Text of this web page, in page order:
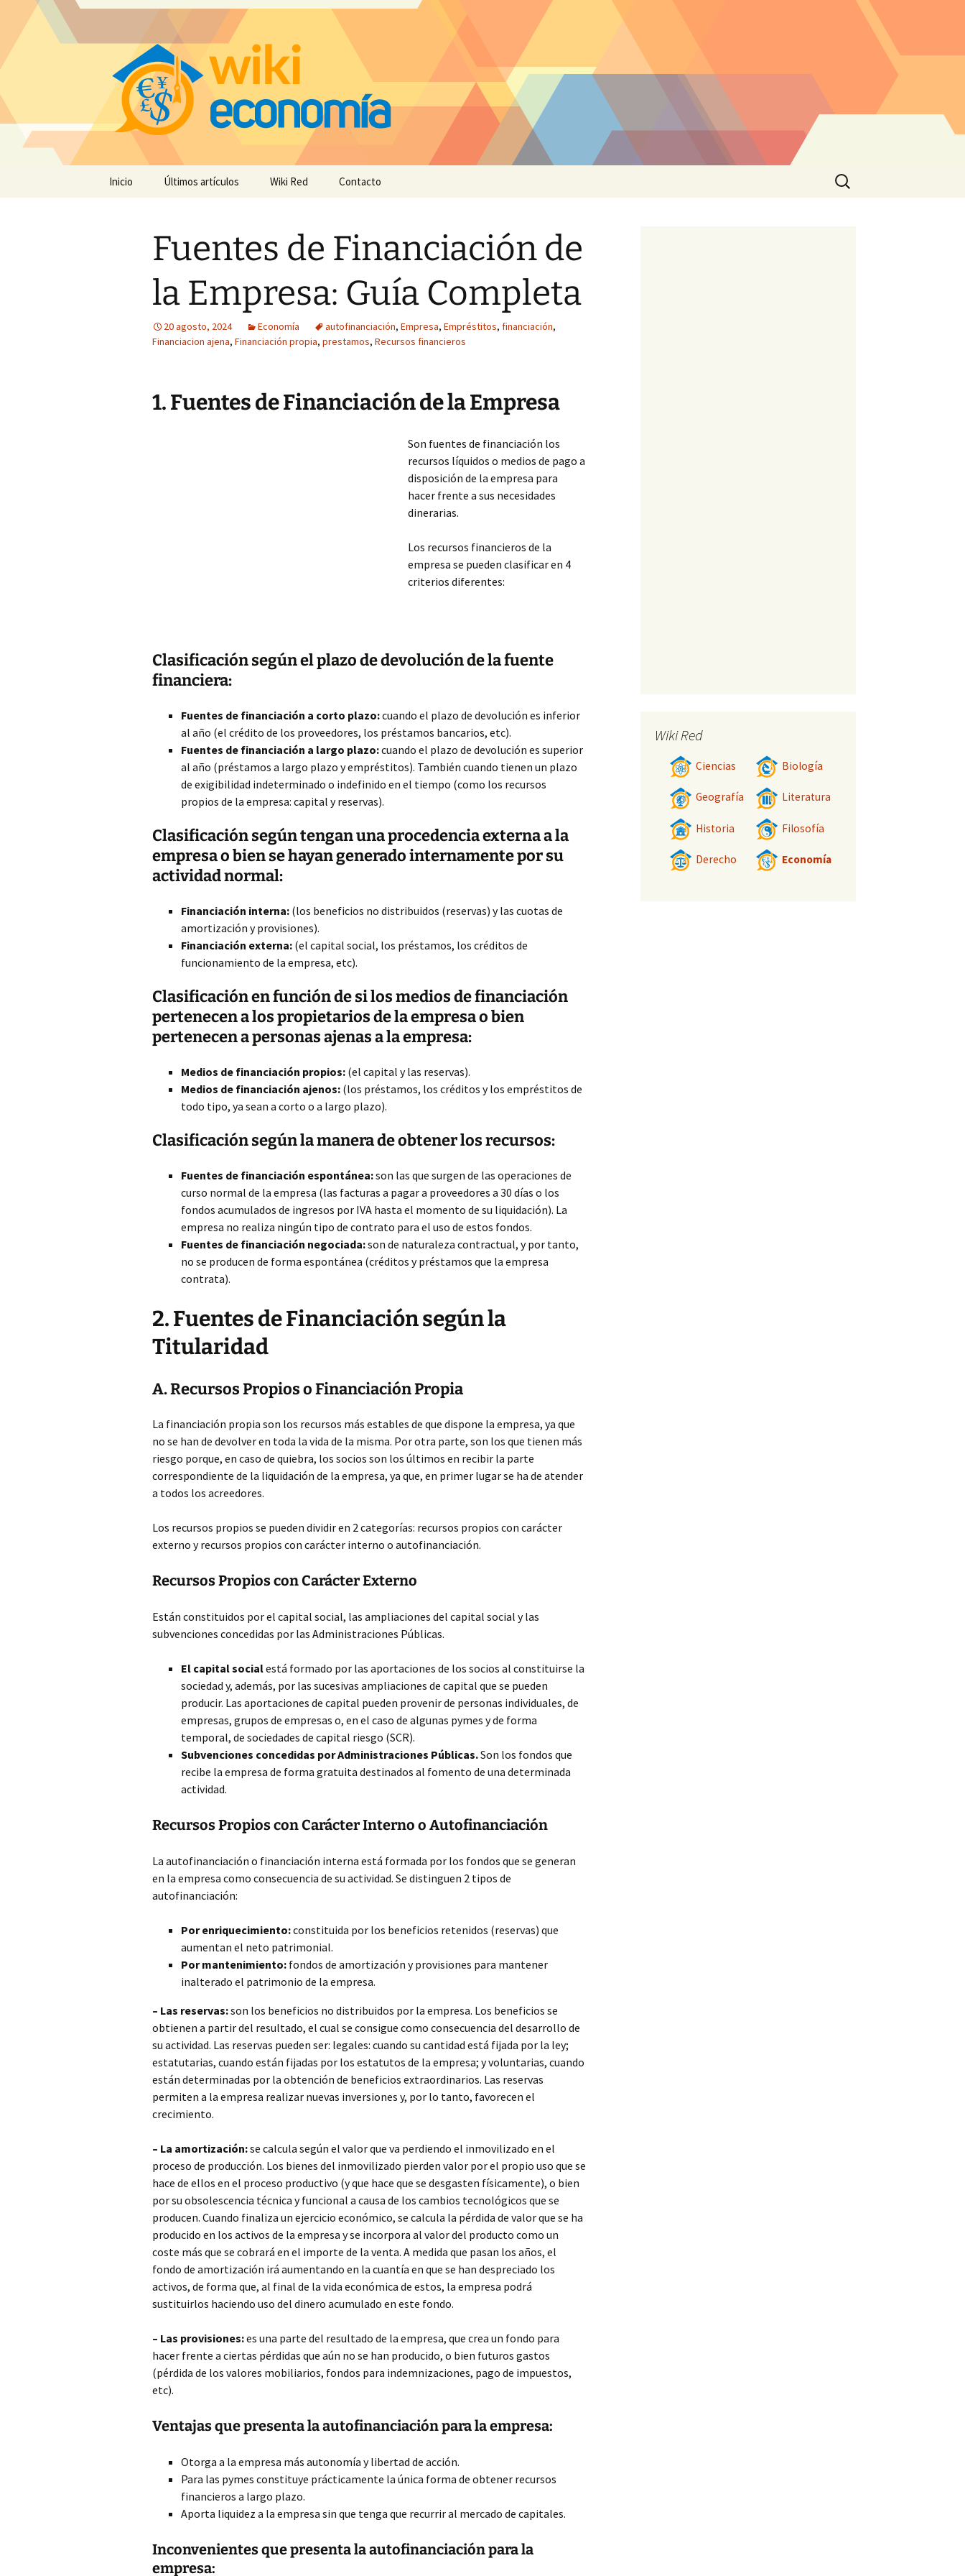
Inicio Últimos artículos Wiki Red Contacto
Buscar:
Fuentes de Financiación de
la Empresa: Guía Completa
20 agosto, 2024 Economía autofinanciación, Empresa, Empréstitos, financiación,
Financiacion ajena, Financiación propia, prestamos, Recursos financieros
1. Fuentes de Financiación de la Empresa
Son fuentes de financiación los
recursos líquidos o medios de pago a
disposición de la empresa para
hacer frente a sus necesidades
dinerarias.
Los recursos financieros de la
empresa se pueden clasificar en 4
criterios diferentes:
Clasificación según el plazo de devolución de la fuente
financiera:
Fuentes de financiación a corto plazo:cuando el plazo de devolución es inferior
al año (el crédito de los proveedores, los préstamos bancarios, etc).
Fuentes de financiación a largo plazo:cuando el plazo de devolución es superior
al año (préstamos a largo plazo y empréstitos). También cuando tienen un plazo
de exigibilidad indeterminado o indefinido en el tiempo (como los recursos
propios de la empresa: capital y reservas).
Clasificación según tengan una procedencia externa a la
empresa o bien se hayan generado internamente por su
actividad normal:
Financiación interna: (los beneficios no distribuidos (reservas) y las cuotas de
amortización y provisiones).
Financiación externa: (el capital social, los préstamos, los créditos de
funcionamiento de la empresa, etc).
Clasificación en función de si los medios de financiación
pertenecen a los propietarios de la empresa o bien
pertenecen a personas ajenas a la empresa:
Medios de financiación propios: (el capital y las reservas).
Medios de financiación ajenos: (los préstamos, los créditos y los empréstitos de
todo tipo, ya sean a corto o a largo plazo).
Clasificación según la manera de obtener los recursos:
Fuentes de financiación espontánea:son las que surgen de las operaciones de
curso normal de la empresa (las facturas a pagar a proveedores a 30 días o los
fondos acumulados de ingresos por IVA hasta el momento de su liquidación). La
empresa no realiza ningún tipo de contrato para el uso de estos fondos.
Fuentes de financiación negociada:son de naturaleza contractual, y por tanto,
no se producen de forma espontánea (créditos y préstamos que la empresa
contrata).
2. Fuentes de Financiación según la
Titularidad
A. Recursos Propios o Financiación Propia
La financiación propia son los recursos más estables de que dispone la empresa, ya que
no se han de devolver en toda la vida de la misma. Por otra parte, son los que tienen más
riesgo porque, en caso de quiebra, los socios son los últimos en recibir la parte
correspondiente de la liquidación de la empresa, ya que, en primer lugar se ha de atender
a todos los acreedores.
Los recursos propios se pueden dividir en 2 categorías: recursos propios con carácter
externo y recursos propios con carácter interno o autofinanciación.
Recursos Propios con Carácter Externo
Están constituidos por el capital social, las ampliaciones del capital social y las
subvenciones concedidas por las Administraciones Públicas.
El capital socialestá formado por las aportaciones de los socios al constituirse la
sociedad y, además, por las sucesivas ampliaciones de capital que se pueden
producir. Las aportaciones de capital pueden provenir de personas individuales, de
empresas, grupos de empresas o, en el caso de algunas pymes y de forma
temporal, de sociedades de capital riesgo (SCR).
Subvenciones concedidas por Administraciones Públicas.Son los fondos que
recibe la empresa de forma gratuita destinados al fomento de una determinada
actividad.
Recursos Propios con Carácter Interno o Autofinanciación
La autofinanciación o financiación interna está formada por los fondos que se generan
en la empresa como consecuencia de su actividad. Se distinguen 2 tipos de
autofinanciación:
Por enriquecimiento:constituida por los beneficios retenidos (reservas) que
aumentan el neto patrimonial.
Por mantenimiento: fondos de amortización y provisiones para mantener
inalterado el patrimonio de la empresa.
– Las reservas:son los beneficios no distribuidos por la empresa. Los beneficios se
obtienen a partir del resultado, el cual se consigue como consecuencia del desarrollo de
su actividad. Las reservas pueden ser: legales: cuando su cantidad está fijada por la ley;
estatutarias, cuando están fijadas por los estatutos de la empresa; y voluntarias, cuando
están determinadas por la obtención de beneficios extraordinarios. Las reservas
permiten a la empresa realizar nuevas inversiones y, por lo tanto, favorecen el
crecimiento.
– La amortización:se calcula según el valor que va perdiendo el inmovilizado en el
proceso de producción. Los bienes del inmovilizado pierden valor por el propio uso que se
hace de ellos en el proceso productivo (y que hace que se desgasten físicamente), o bien
por su obsolescencia técnica y funcional a causa de los cambios tecnológicos que se
producen. Cuando finaliza un ejercicio económico, se calcula la pérdida de valor que se ha
producido en los activos de la empresa y se incorpora al valor del producto como un
coste más que se cobrará en el importe de la venta. A medida que pasan los años, el
fondo de amortización irá aumentando en la cuantía en que se han despreciado los
activos, de forma que, al final de la vida económica de estos, la empresa podrá
sustituirlos haciendo uso del dinero acumulado en este fondo.
– Las provisiones:es una parte del resultado de la empresa, que crea un fondo para
hacer frente a ciertas pérdidas que aún no se han producido, o bien futuros gastos
(pérdida de los valores mobiliarios, fondos para indemnizaciones, pago de impuestos,
etc).
Ventajas que presenta la autofinanciación para la empresa:
Otorga a la empresa más autonomía y libertad de acción.
Para las pymes constituye prácticamente la única forma de obtener recursos
financieros a largo plazo.
Aporta liquidez a la empresa sin que tenga que recurrir al mercado de capitales.
Inconvenientes que presenta la autofinanciación para la
empresa:
Wiki Red
Ciencias Biología
Geografía Literatura
Historia Filosofía
Derecho Economía